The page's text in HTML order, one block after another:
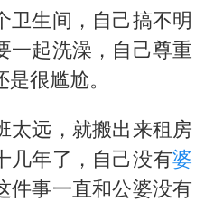
卫生间，自己搞不明
一起洗澡，自己尊重
很尴尬。
太远，就搬出来租房
几年了，自己没有婆
件事一直和公婆没有